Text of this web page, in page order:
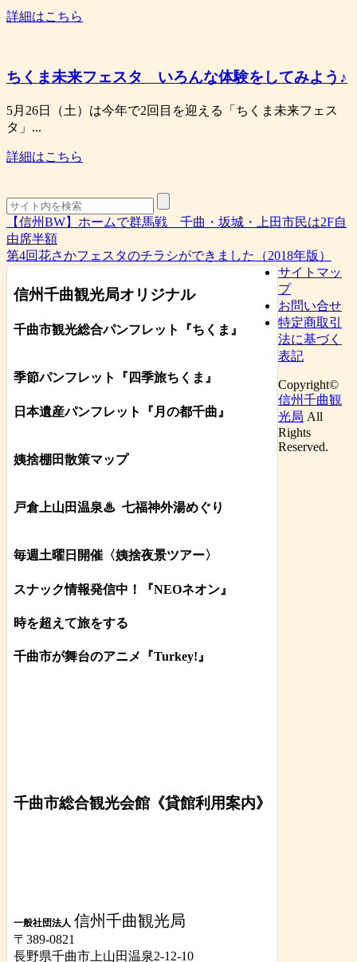
詳細はこちら
ちくま未来フェスタ いろんな体験をしてみよう♪
5月26日（土）は今年で2回目を迎える「ちくま未来フェス
タ」...
詳細はこちら
【信州BW】ホームで群馬戦 千曲・坂城・上田市民は2F自
由席半額
第4回花さかフェスタのチラシができました（2018年版）
信州千曲観光局オリジナル
千曲市観光総合パンフレット 『ちくま 』
季節パンフレット『四季旅ちくま』
日本遺産パンフレット 『月の都千曲 』
姨捨棚田散策マップ
戸倉上山田温泉♨ 七福神外湯めぐり
毎週土曜日開催〈姨捨夜景ツアー〉
スナック情報発信中！『NEOネオン』
時を超えて旅をする
千曲市が舞台のアニメ『Turkey!』
千曲市総合観光会館《貸館利用案内》
一般社団法人 信州千曲観光局
〒389-0821
長野県千曲市上山田温泉2-12-10
サイトマッ
プ
お問い合せ
特定商取引
法に基づく
表記
Copyright©
信州千曲観
光局 All
Rights
Reserved.